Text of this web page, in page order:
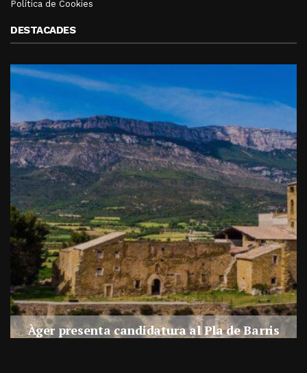
Política de Cookies
DESTACADES
Àger presenta candidatura al Pla de Barris